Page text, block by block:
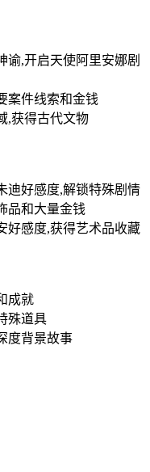
谕,开启天使阿里安娜剧
案件线索和金钱
,获得古代文物
迪好感度,解锁特殊剧情
品和大量金钱
好感度,获得艺术品收藏
成就
殊道具
度背景故事